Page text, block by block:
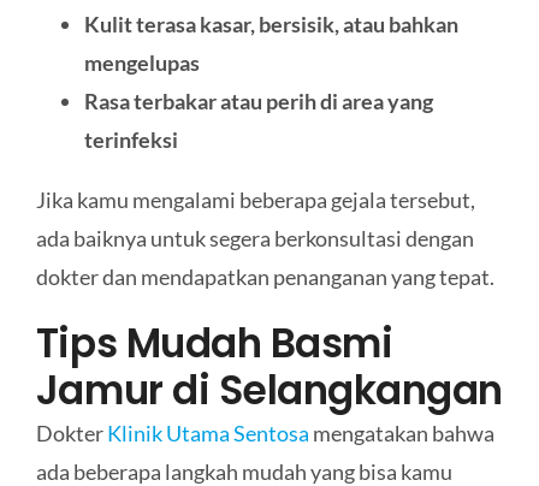
Kulit terasa kasar, bersisik, atau bahkan
mengelupas
Rasa terbakar atau perih di area yang
terinfeksi
Jika kamu mengalami beberapa gejala tersebut,
ada baiknya untuk segera berkonsultasi dengan
dokter dan mendapatkan penanganan yang tepat.
Tips Mudah Basmi
Jamur di Selangkangan
DokterKlinik Utama Sentosa mengatakan bahwa
ada beberapa langkah mudah yang bisa kamu